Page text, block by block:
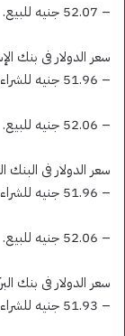
– 52.07 جنيه للبيع.
سعر الدولار فى بنك
– 51.96 جنيه للشراء.
– 52.06 جنيه للبيع.
سعر الدولار فى البنك
– 51.96 جنيه للشراء.
– 52.06 جنيه للبيع.
سعر الدولار فى بنك
– 51.93 جنيه للشراء.